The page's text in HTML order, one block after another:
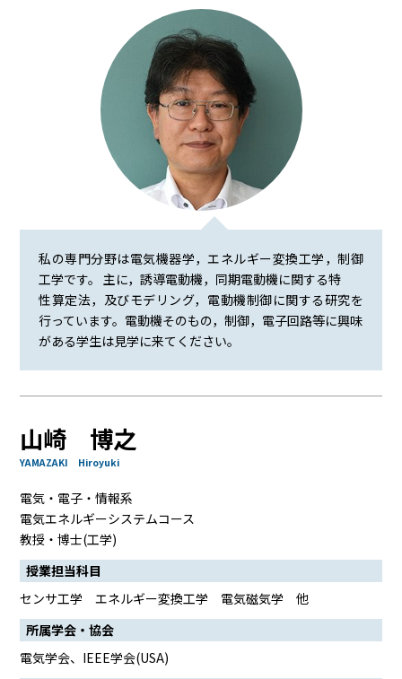
私の専門分野は電気機器学，エネルギー変換工学，制御
工学です。 主に，誘導電動機，同期電動機に関する特
性算定法，及びモデリング，電動機制御に関する研究を
行っています。電動機そのもの，制御，電子回路等に興味
がある学生は見学に来てください。
山崎 博之
YAMAZAKI Hiroyuki
電気・電子・情報系
電気エネルギーシステムコース
教授・博士(工学)
授業担当科目
センサ工学 エネルギー変換工学 電気磁気学 他
所属学会・協会
電気学会、IEEE学会(USA)